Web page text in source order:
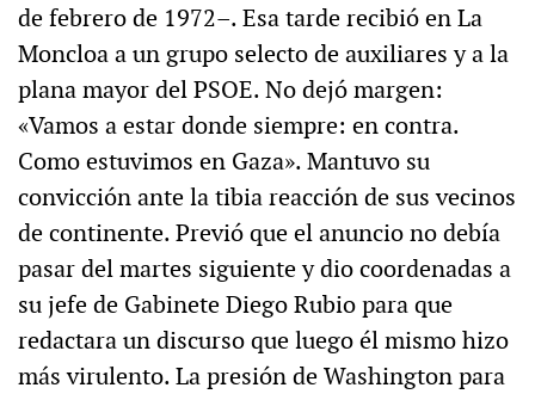
de febrero de 1972–. Esa tarde recibió en La
Moncloa a un grupo selecto de auxiliares y a la
plana mayor del PSOE. No dejó margen:
«Vamos a estar donde siempre: en contra.
Como estuvimos en Gaza». Mantuvo su
convicción ante la tibia reacción de sus vecinos
de continente. Previó que el anuncio no debía
pasar del martes siguiente y dio coordenadas a
su jefe de Gabinete Diego Rubio para que
redactara un discurso que luego él mismo hizo
más virulento. La presión de Washington para